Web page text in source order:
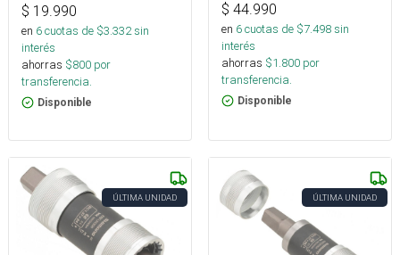
$ 19.990
en 6cuotas de $3.332sin
interés
ahorras $800 por
transferencia.
Disponible
$ 44.990
en 6cuotas de $7.498sin
interés
ahorras $1.800 por
transferencia.
Disponible
ÚLTIMA UNIDAD ÚLTIMA UNIDAD